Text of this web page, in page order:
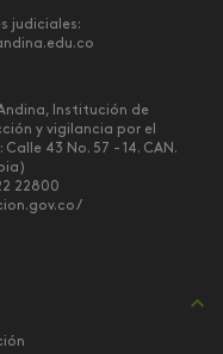
judiciales:
Institución de
y vigilancia por el
43 No. 57 - 14. CAN.
22800